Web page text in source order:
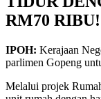
RM70 RIBU!
IPOH: Kerajaan
parlimen Gopeng
Melalui projek